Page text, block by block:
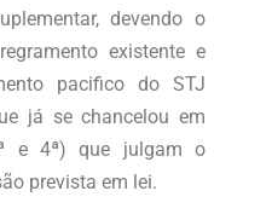
devendo o
existente e
pacifico do STJ
já se chancelou em
e 4ª) que julgam o
prevista em lei.